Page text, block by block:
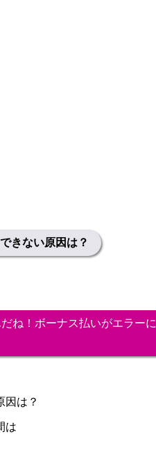
きない原因は？
ね！ボーナス払いがエラーに
因は？
は